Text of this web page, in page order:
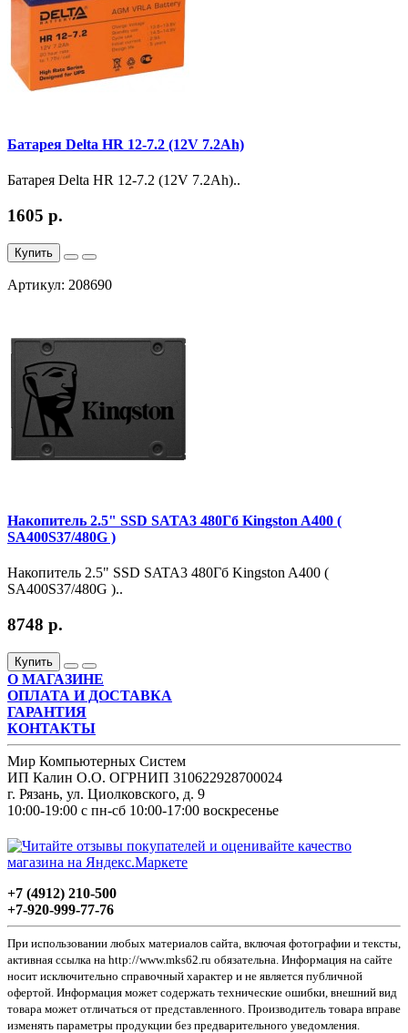
Батарея Delta HR 12-7.2 (12V 7.2Ah)
Батарея Delta HR 12-7.2 (12V 7.2Ah)..
1605 р.
Купить
Артикул: 208690
Накопитель 2.5" SSD SATA3 480Гб Kingston A400 (
SA400S37/480G )
Накопитель 2.5" SSD SATA3 480Гб Kingston A400 (
SA400S37/480G )..
8748 р.
Купить
О МАГАЗИНЕ
ОПЛАТА И ДОСТАВКА
ГАРАНТИЯ
КОНТАКТЫ
Мир Компьютерных Систем
ИП Калин О.О. ОГРНИП 310622928700024
г. Рязань, ул. Циолковского, д. 9
10:00-19:00 с пн-сб 10:00-17:00 воскресенье
+7 (4912) 210-500
+7-920-999-77-76
При использовании любых материалов сайта, включая фотографии и тексты,
активная ссылка на http://www.mks62.ru обязательна. Информация на сайте
носит исключительно справочный характер и не является публичной
офертой. Информация может содержать технические ошибки, внешний вид
товара может отличаться от представленного. Производитель товара вправе
изменять параметры продукции без предварительного уведомления.